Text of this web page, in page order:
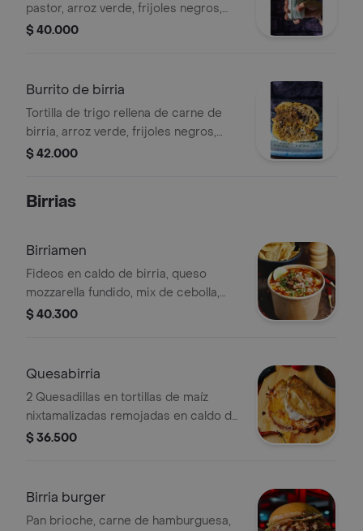
pastor, arroz verde, frijoles negros,
queso mozzarella, guacamole, pico de
$ 40.000
Burrito de birria
Tortilla de trigo rellena de carne de
birria, arroz verde, frijoles negros,
queso mozzarella, guacamole, pico de
$ 42.000
Birrias
Birriamen
Fideos en caldo de birria, queso
mozzarella fundido, mix de cebolla,
cilantro, carne de birria, morrillo 75 gr
$ 40.300
Quesabirria
2 Quesadillas en tortillas de maíz
nixtamalizadas remojadas en caldo de
birria, queso mozzarella fundido,
$ 36.500
Birria burger
Pan brioche, carne de hamburguesa,